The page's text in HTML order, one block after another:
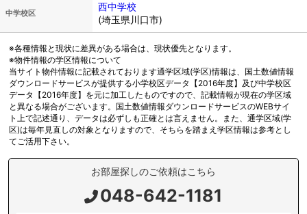
中学校区
西中学校
(埼玉県川口市)
※各種情報と現状に差異がある場合は、現状優先となります。
※物件情報の学区情報について
当サイト物件情報に記載されております通学区域(学区)情報は、国土数値情報
ダウンロードサービスが提供する小学校区データ【2016年度】及び中学校区
データ【2016年度】を元に加工したものですので、記載情報が現在の学区域
と異なる場合がございます。国土数値情報ダウンロードサービスのWEBサイ
ト上で記述通り、データは必ずしも正確とは言えません。また、通学区域(学
区)は毎年見直しの対象となりますので、そちらを踏まえ学区情報は参考とし
てご活用下さい。
お部屋探しのご依頼はこちら
048-642-1181